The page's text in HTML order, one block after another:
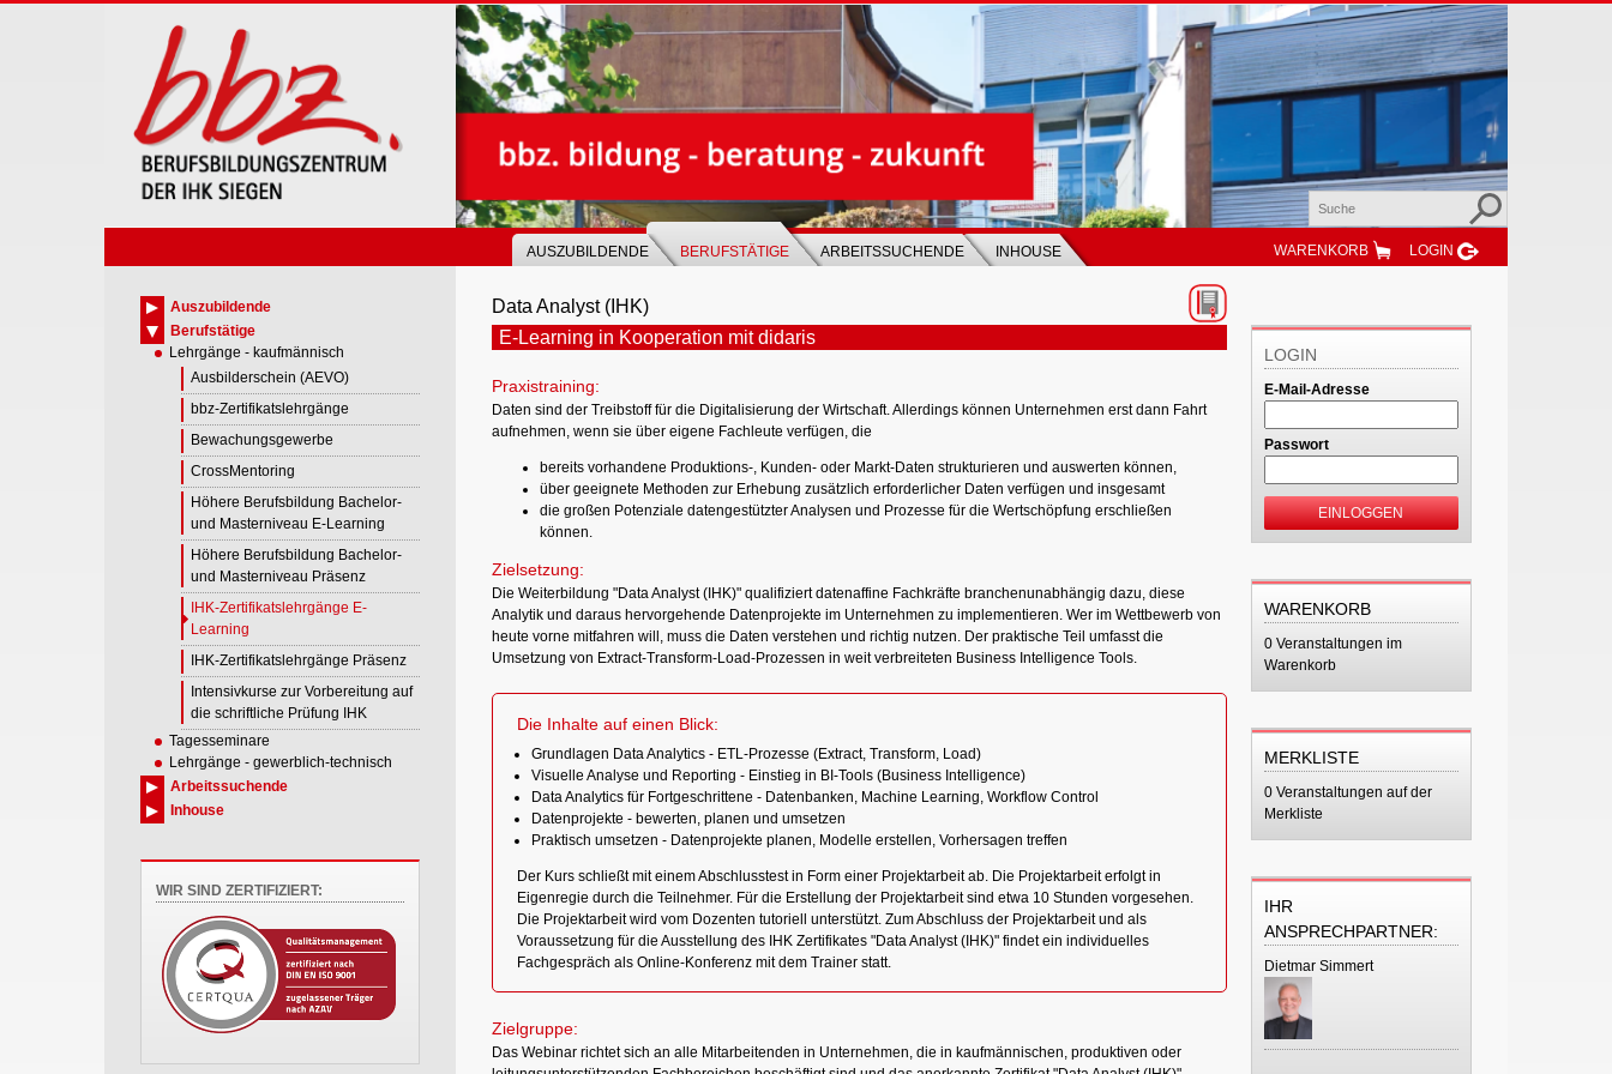
AUSZUBILDENDE BERUFSTÄTIGE ARBEITSSUCHENDE INHOUSE WARENKORB LOGIN
Data Analyst (IHK)
E-Learning in Kooperation mit didaris
Praxistraining:
Daten sind der Treibstoff für die Digitalisierung der Wirtschaft. Allerdings können Unternehmen erst dann Fahrt
aufnehmen, wenn sie über eigene Fachleute verfügen, die
bereits vorhandene Produktions-, Kunden- oder Markt-Daten strukturieren und auswerten können,
über geeignete Methoden zur Erhebung zusätzlich erforderlicher Daten verfügen und insgesamt
die großen Potenziale datengestützter Analysen und Prozesse für die Wertschöpfung erschließen
können.
Zielsetzung:
Die Weiterbildung "Data Analyst (IHK)" qualifiziert datenaffine Fachkräfte branchenunabhängig dazu, diese
Analytik und daraus hervorgehende Datenprojekte im Unternehmen zu implementieren. Wer im Wettbewerb von
heute vorne mitfahren will, muss die Daten verstehen und richtig nutzen. Der praktische Teil umfasst die
Umsetzung von Extract-Transform-Load-Prozessen in weit verbreiteten Business Intelligence Tools.
Die Inhalte auf einen Blick:
Grundlagen Data Analytics - ETL-Prozesse (Extract, Transform, Load)
Visuelle Analyse und Reporting - Einstieg in BI-Tools (Business Intelligence)
Data Analytics für Fortgeschrittene - Datenbanken, Machine Learning, Workflow Control
Datenprojekte - bewerten, planen und umsetzen
Praktisch umsetzen - Datenprojekte planen, Modelle erstellen, Vorhersagen treffen
Der Kurs schließt mit einem Abschlusstest in Form einer Projektarbeit ab. Die Projektarbeit erfolgt in
Eigenregie durch die Teilnehmer. Für die Erstellung der Projektarbeit sind etwa 10 Stunden vorgesehen.
Die Projektarbeit wird vom Dozenten tutoriell unterstützt. Zum Abschluss der Projektarbeit und als
Voraussetzung für die Ausstellung des IHK Zertifikates "Data Analyst (IHK)" findet ein individuelles
Fachgespräch als Online-Konferenz mit dem Trainer statt.
Zielgruppe:
Das Webinar richtet sich an alle Mitarbeitenden in Unternehmen, die in kaufmännischen, produktiven oder
LOGIN
E-Mail-Adresse
Passwort
EINLOGGEN
WARENKORB
0 Veranstaltungen im
Warenkorb
MERKLISTE
0 Veranstaltungen auf der
Merkliste
IHR
ANSPRECHPARTNER:
Dietmar Simmert
Auszubildende
Berufstätige
Lehrgänge - kaufmännisch
Ausbilderschein (AEVO)
bbz-Zertifikatslehrgänge
Bewachungsgewerbe
CrossMentoring
Höhere Berufsbildung Bachelor-
und Masterniveau E-Learning
Höhere Berufsbildung Bachelor-
und Masterniveau Präsenz
IHK-Zertifikatslehrgänge E-
Learning
IHK-Zertifikatslehrgänge Präsenz
Intensivkurse zur Vorbereitung auf
die schriftliche Prüfung IHK
Tagesseminare
Lehrgänge - gewerblich-technisch
Arbeitssuchende
Inhouse
WIR SIND ZERTIFIZIERT: